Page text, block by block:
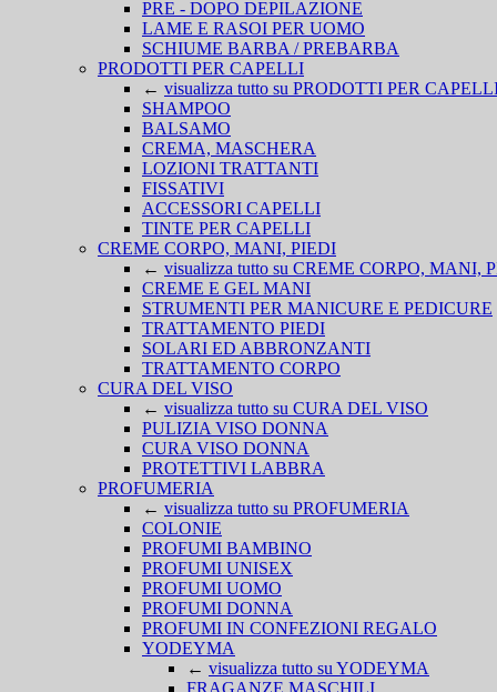
PRE - DOPO DEPILAZIONE
LAME E RASOI PER UOMO
SCHIUME BARBA / PREBARBA
PRODOTTI PER CAPELLI
← visualizza tutto su PRODOTTI PER
SHAMPOO
BALSAMO
CREMA, MASCHERA
LOZIONI TRATTANTI
FISSATIVI
ACCESSORI CAPELLI
TINTE PER CAPELLI
CREME CORPO, MANI, PIEDI
← visualizza tutto su CREME CORPO, MANI,
CREME E GEL MANI
STRUMENTI PER MANICURE E PEDICURE
TRATTAMENTO PIEDI
SOLARI ED ABBRONZANTI
TRATTAMENTO CORPO
CURA DEL VISO
← visualizza tutto su CURA DEL VISO
PULIZIA VISO DONNA
CURA VISO DONNA
PROTETTIVI LABBRA
PROFUMERIA
← visualizza tutto su PROFUMERIA
COLONIE
PROFUMI BAMBINO
PROFUMI UNISEX
PROFUMI UOMO
PROFUMI DONNA
PROFUMI IN CONFEZIONI REGALO
YODEYMA
← visualizza tutto su YODEYMA
FRAGANZE MASCHILI